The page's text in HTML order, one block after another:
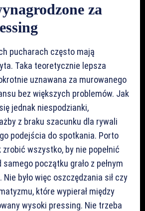
za
pucharach często mają
Taka teoretycznie lepsza
uznawana za murowanego
bez większych problemów. Jak
jednak niespodzianki,
z braku szacunku dla rywali
podejścia do spotkania. Porto
zrobić wszystko, by nie popełnić
samego początku grało z pełnym
było więc oszczędzania sił czy
które wypierał między
wysoki pressing. Nie trzeba